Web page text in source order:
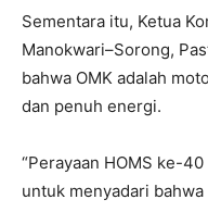
Sementara itu, Ketua
Manokwari–Sorong,
bahwa OMK adalah
dan penuh energi.
“Perayaan HOMS ke-
untuk menyadari